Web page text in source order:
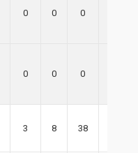
0 0 0
0 0 0
3 8 38